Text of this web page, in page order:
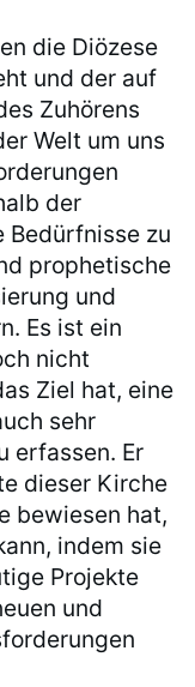
die Diözese
und der auf
Zuhörens
Welt um uns
der
Bedürfnisse zu
prophetische
und
Es ist ein
nicht
Ziel hat, eine
sehr
erfassen. Er
dieser Kirche
bewiesen hat,
indem sie
Projekte
und